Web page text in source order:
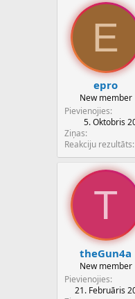
E
epro
New member
Pievienojies
5. Oktobris
Ziņas
Reakciju rezultāts
T
theGun4a
New member
Pievienojies
21. Februāris